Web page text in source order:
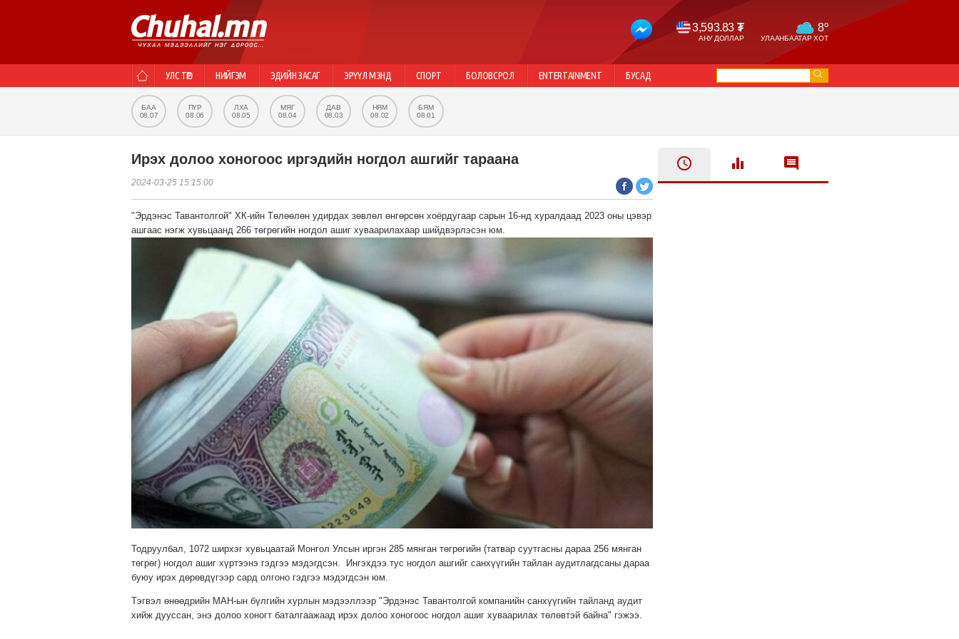
3,593.83 ₮
АНУ ДОЛЛАР
8o
УЛААНБААТАР ХОТ
УЛС ТӨР НИЙГЭМ ЭДИЙН ЗАСАГ ЭРҮҮЛ МЭНД СПОРТ БОЛОВСРОЛ ENTERTAINMENT БУСАД
БАА
08.07
ПҮР
08.06
ЛХА
08.05
МЯГ
08.04
ДАВ
08.03
НЯМ
08.02
БЯМ
08.01
Ирэх долоо хоногоос иргэдийн ногдол ашгийг тараана
2024-03-25 15:15:00
"Эрдэнэс Тавантолгой" ХК-ийн Төлөөлөн удирдах зөвлөл өнгөрсөн хоёрдугаар сарын 16-нд хуралдаад 2023 оны цэвэр
ашгаас нэгж хувьцаанд 266 төгрөгийн ногдол ашиг хуваарилахаар шийдвэрлэсэн юм.
Тодруулбал, 1072 ширхэг хувьцаатай Монгол Улсын иргэн 285 мянган төгрөгийн (татвар суутгасны дараа 256 мянган
төгрөг) ногдол ашиг хүртээнэ гэдгээ мэдэгдсэн. Ингэхдээ тус ногдол ашгийг санхүүгийн тайлан аудитлагдсаны дараа
буюу ирэх дөрөвдүгээр сард олгоно гэдгээ мэдэгдсэн юм.
Тэгвэл өнөөдрийн МАН-ын бүлгийн хурлын мэдээллээр "Эрдэнэс Тавантолгой компанийн санхүүгийн тайланд аудит
хийж дууссан, энэ долоо хоногт баталгаажаад ирэх долоо хоногоос ногдол ашиг хуваарилах төлөвтэй байна" гэжээ.